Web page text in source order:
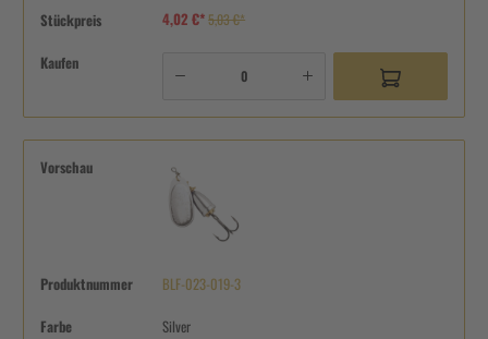
Stückpreis 4,02 €*5,03 €*
Kaufen
Vorschau
Produktnummer BLF-023-019-3
Farbe Silver